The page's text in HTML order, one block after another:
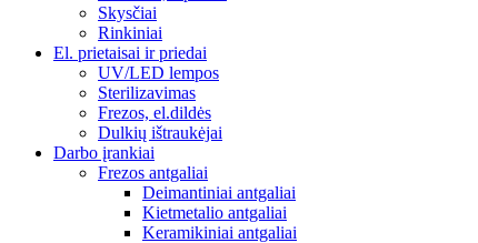
Skysčiai
Rinkiniai
El. prietaisai ir priedai
UV/LED lempos
Sterilizavimas
Frezos, el.dildės
Dulkių ištraukėjai
Darbo įrankiai
Frezos antgaliai
Deimantiniai antgaliai
Kietmetalio antgaliai
Keramikiniai antgaliai